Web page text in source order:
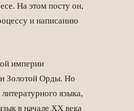
На этом посту он,
и написанию
империи
Золотой Орды. Но
языка,
в начале XX века